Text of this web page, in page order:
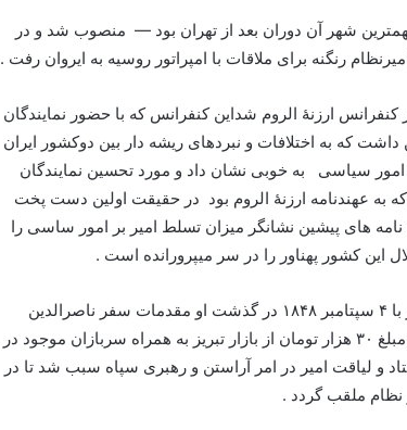
– که مهمترین شهر آن دوران بعد از تهران بود — منصوب شد و در
رنگنه برای ملاقات با امپراتور روسیه به ایروان رفت .
شرکت در کنفرانس ارزنۀ الروم شداین کنفرانس که با حضور نمایندگان
که به اختلافات و نبردهای ریشه دار بین دوکشور ایران
سیاسی به خوبی نشان داد و مورد تحسین نمایندگان
عهندنامه ارزنۀ الروم بود در حقیقت اولین دست پخت
های پیشین نشانگر میزان تسلط امیر بر امور ساسی را
این کشور پهناور را در سر میپرورانده است .
هنگامی که محمد شاه قاجار در ۱۳ شهریور 1227 برابر با ۴ سپتامبر ۱۸۴۸ در گذشت او مقدمات سفر ناصرالدین
میرزا را به تهران فراهم کرد . او در ابتدا با فراهم نمودن مبلغ ۳۰ هزار تومان از بازار تبریز به همراه سربازان موجود در
به راه افتاد و لیاقت امیر در امر آراستن و رهبری سپاه سبب شد تا در
ملقب گردد .